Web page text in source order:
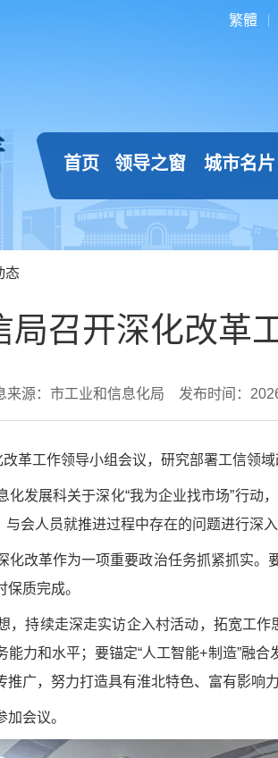
繁體
首页 领导之窗 城市名片
态
局召开深化改革
来源：市工业和信息化局 发布时间：
革工作领导小组会议，研究部署工信领
发展科关于深化“我为企业找市场”行动
会人员就推进过程中存在的问题进行深
化改革作为一项重要政治任务抓紧抓实‌
质完成。
，持续走深走实访企入村活动，拓宽工
力和水平；要锚定“人工智能+制造”融
广，努力打造具有淮北特色、富有影响
会议。